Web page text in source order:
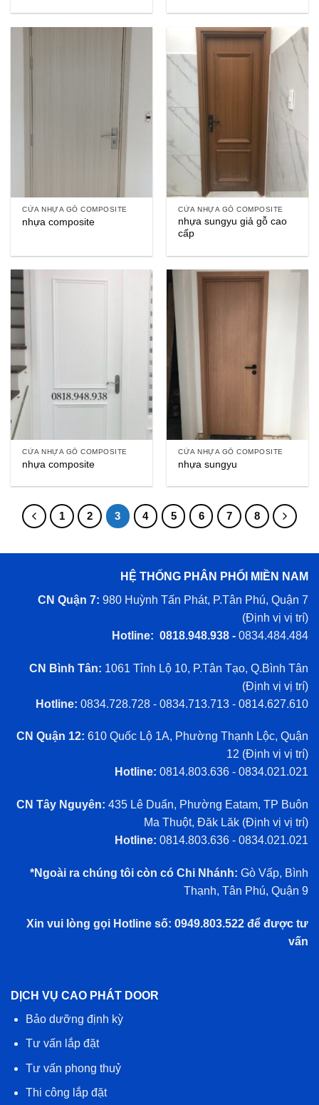
CỬA NHỰA GỖ COMPOSITE
nhựa composite
CỬA NHỰA GỖ COMPOSITE
nhựa sungyu giả gỗ cao
cấp
CỬA NHỰA GỖ COMPOSITE
nhựa composite
CỬA NHỰA GỖ COMPOSITE
nhựa sungyu
1 2 3 4 5 6 7 8
HỆ THỐNG PHÂN PHỐI MIỀN NAM
CN Quận 7: 980 Huỳnh Tấn Phát, P.Tân Phú, Quận 7
(Định vị vị trí)
Hotline: 0818.948.938 - 0834.484.484
CN Bình Tân: 1061 Tỉnh Lộ 10, P.Tân Tạo, Q.Bình Tân
(Định vị vị trí)
Hotline: 0834.728.728 - 0834.713.713 - 0814.627.610
CN Quận 12: 610 Quốc Lộ 1A, Phường Thạnh Lộc, Quận
12 (Định vị vị trí)
Hotline: 0814.803.636 - 0834.021.021
CN Tây Nguyên: 435 Lê Duẩn, Phường Eatam, TP Buôn
Ma Thuột, Đăk Lăk (Định vị vị trí)
Hotline: 0814.803.636 - 0834.021.021
*Ngoài ra chúng tôi còn có Chi Nhánh: Gò Vấp, Bình
Thạnh, Tân Phú, Quận 9
Xin vui lòng gọi Hotline số: 0949.803.522 để được tư
vấn
DỊCH VỤ CAO PHÁT DOOR
Bảo dưỡng định kỳ
Tư vấn lắp đặt
Tư vấn phong thuỷ
Thi công lắp đặt